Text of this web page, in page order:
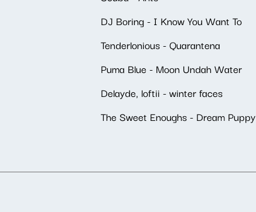
DJ Boring - I Know You Want To
Tenderlonious - Quarantena
Puma Blue - Moon Undah Water
Delayde, loftii - winter faces
The Sweet Enoughs - Dream Puppy